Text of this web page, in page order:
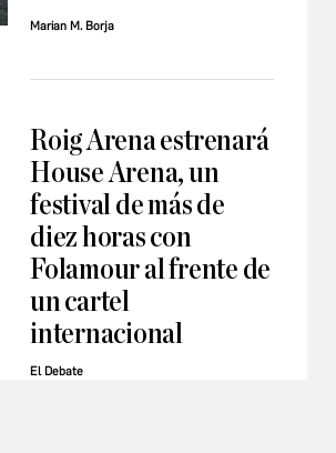
Marian M. Borja
Roig Arena estrenará
House Arena, un
festival de más de
diez horas con
Folamour al frente de
un cartel
internacional
El Debate